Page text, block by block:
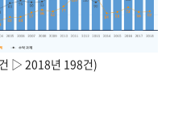
▷ 2018년 198건)